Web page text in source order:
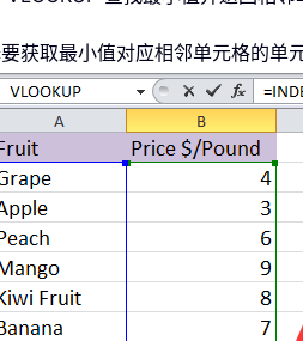
获取最小值对应相邻单元格的单